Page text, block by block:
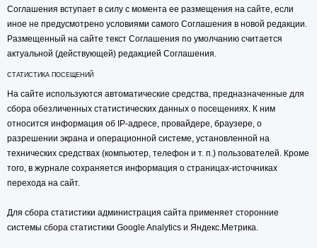
Соглашения вступает в силу с момента ее размещения на сайте, если
иное не предусмотрено условиями самого Соглашения в новой редакции.
Размещенный на сайте текст Соглашения по умолчанию считается
актуальной (действующей) редакцией Соглашения.
СТАТИСТИКА ПОСЕЩЕНИЙ
На сайте используются автоматические средства, предназначенные для
сбора обезличенных статистических данных о посещениях. К ним
относится информация об IP-адресе, провайдере, браузере, о
разрешении экрана и операционной системе, установленной на
технических средствах (компьютер, телефон и т. п.) пользователей. Кроме
того, в журнале сохраняется информация о страницах-источниках
перехода на сайт.
Для сбора статистики администрация сайта применяет сторонние
системы сбора статистики Google Analytics и Яндекс.Метрика.